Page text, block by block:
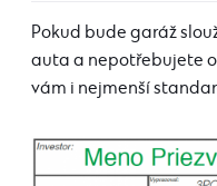
Pokud bude garáž
auta a nepotřebujete
vám i nejmenší